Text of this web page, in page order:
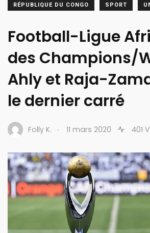
RÉPUBLIQUE DU CONGO SPORT
Football-Ligue
des Champions/
Ahly et Raja-
le dernier carré
Folly K. . 11 mars 2020 401